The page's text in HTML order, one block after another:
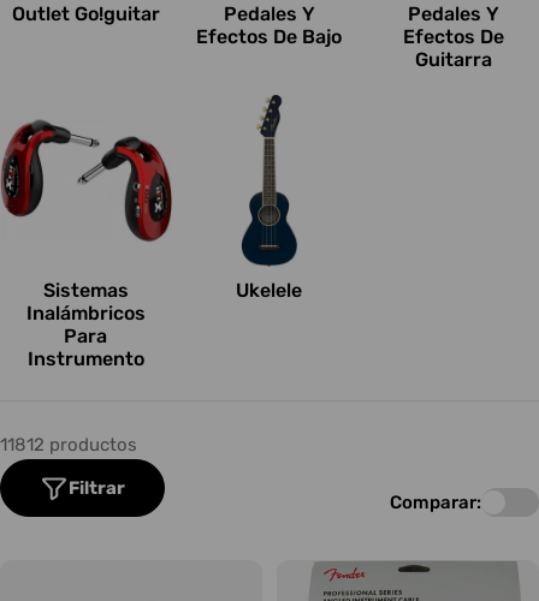
Outlet Go!guitar
Pedales Y
Efectos De Bajo
Pedales Y
Efectos De
Guitarra
Sistemas
Inalámbricos
Para
Instrumento
Ukelele
11812 productos
Filtrar
Comparar: